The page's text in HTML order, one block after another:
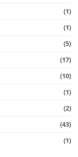
(1)
(1)
(5)
(17)
(10)
(1)
(2)
(43)
(1)